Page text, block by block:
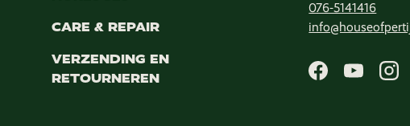
CARE & REPAIR
VERZENDING EN
RETOURNEREN
076-5141416
Facebook
YouTube